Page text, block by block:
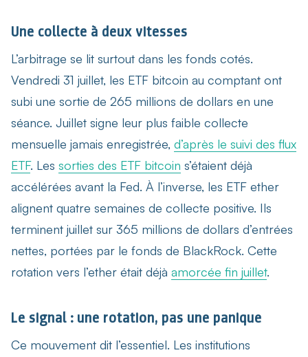
Une collecte à deux vitesses
L’arbitrage se lit surtout dans les fonds cotés.
Vendredi 31 juillet, les ETF bitcoin au comptant ont
subi une sortie de 265 millions de dollars en une
séance. Juillet signe leur plus faible collecte
mensuelle jamais enregistrée, d’après le suivi des flux
ETF. Les sorties des ETF bitcoin s’étaient déjà
accélérées avant la Fed. À l’inverse, les ETF ether
alignent quatre semaines de collecte positive. Ils
terminent juillet sur 365 millions de dollars d’entrées
nettes, portées par le fonds de BlackRock. Cette
rotation vers l’ether était déjà amorcée fin juillet.
Le signal : une rotation, pas une panique
Ce mouvement dit l’essentiel. Les institutions